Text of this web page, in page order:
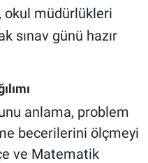
okul müdürlükleri
sınav günü hazır
anlama, problem
becerilerini ölçmeyi
ve Matematik